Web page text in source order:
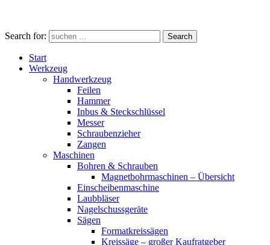
Search for: Search
Start
Werkzeug
Handwerkzeug
Feilen
Hammer
Inbus & Steckschlüssel
Messer
Schraubenzieher
Zangen
Maschinen
Bohren & Schrauben
Magnetbohrmaschinen – Übersicht
Einscheibenmaschine
Laubbläser
Nagelschussgeräte
Sägen
Formatkreissägen
Kreissäge – großer Kaufratgeber